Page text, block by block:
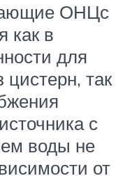
ОНЦс
как в
для
цистерн, так
с
воды не
от